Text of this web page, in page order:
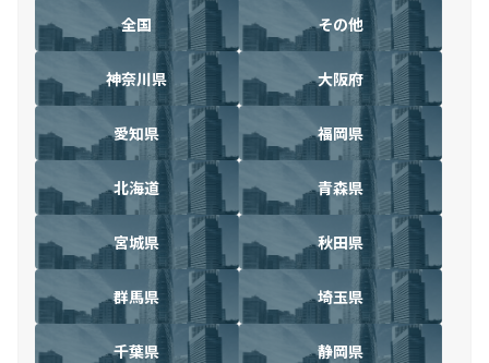
全国 その他
神奈川県 大阪府
愛知県 福岡県
北海道 青森県
宮城県 秋田県
群馬県 埼玉県
千葉県 静岡県